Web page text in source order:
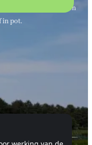
leverancier van bos en
in pot.